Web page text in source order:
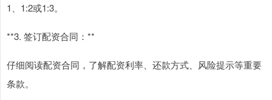
1、1:2或1:3。
**3. 签订配资合同：**
仔细阅读配资合同，了解配资利率、还款方式、风险提示等重要
条款。